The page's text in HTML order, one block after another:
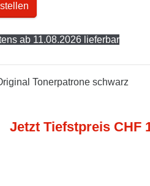
ab 11.08.2026 lieferbar
Tonerpatrone schwarz
Jetzt Tiefstpreis CHF